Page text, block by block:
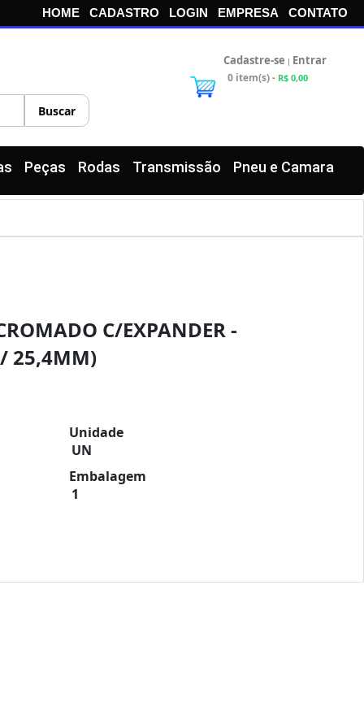
HOME CADASTRO LOGIN EMPRESA CONTATO
Cadastre-se | Entrar
0 item(s) - R$ 0,00
Peças Rodas Transmissão Pneu e Camara
C/EXPANDER -
25,4MM)
Unidade
UN
Embalagem
1